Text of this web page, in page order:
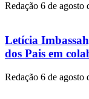
Redação 6 de agosto
Letícia
dos Pais em
Redação 6 de agosto